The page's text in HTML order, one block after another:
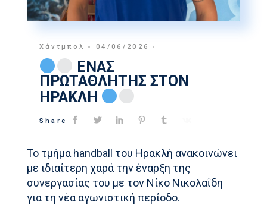
Χάντμπολ 04/06/2026
ΕΝΑΣ
ΠΡΩΤΑΘΛΗΤΗΣ ΣΤΟΝ
ΗΡΑΚΛΗ
Share
Το τμήμα handball του Ηρακλή ανακοινώνει
με ιδιαίτερη χαρά την έναρξη της
συνεργασίας του με τον Νίκο Νικολαΐδη
για τη νέα αγωνιστική περίοδο.